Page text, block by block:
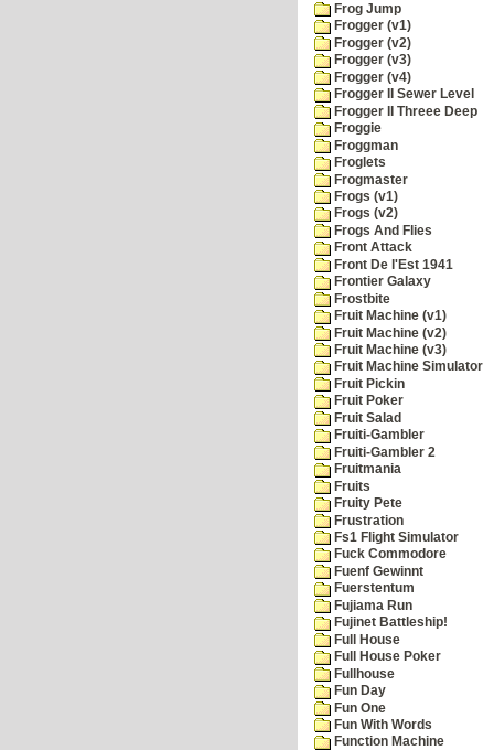
Frog Jump
Frogger (v1)
Frogger (v2)
Frogger (v3)
Frogger (v4)
Frogger II Sewer Level
Frogger II Threee Deep
Froggie
Froggman
Froglets
Frogmaster
Frogs (v1)
Frogs (v2)
Frogs And Flies
Front Attack
Front De l'Est 1941
Frontier Galaxy
Frostbite
Fruit Machine (v1)
Fruit Machine (v2)
Fruit Machine (v3)
Fruit Machine Simulator
Fruit Pickin
Fruit Poker
Fruit Salad
Fruiti-Gambler
Fruiti-Gambler 2
Fruitmania
Fruits
Fruity Pete
Frustration
Fs1 Flight Simulator
Fuck Commodore
Fuenf Gewinnt
Fuerstentum
Fujiama Run
Fujinet Battleship!
Full House
Full House Poker
Fullhouse
Fun Day
Fun One
Fun With Words
Function Machine